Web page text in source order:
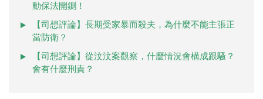
動保法開鍘！
【司想評論】長期受家暴而殺夫，為什麼不能主張正
當防衛？
【司想評論】從汶汶案觀察，什麼情況會構成跟騷？
會有什麼刑責？